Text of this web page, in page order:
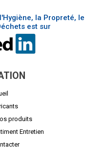
la Propreté, le
est sur
produits
Entretien